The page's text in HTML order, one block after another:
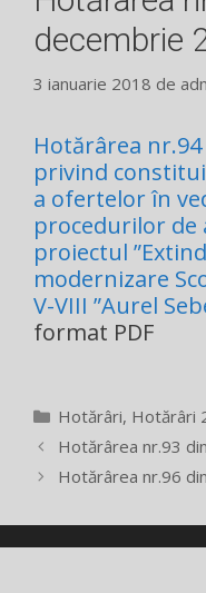
decembrie
3 ianuarie 2018 de
Hotărârea
privind
a ofertelor în
procedurilor de
proiectul
modernizare
V-VIII ”Aurel
format PDF
Categorii
Hotărâri, Hotărâri
Hotărârea nr.93
Hotărârea nr.96